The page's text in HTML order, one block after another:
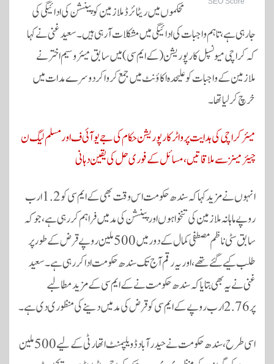
محکموں میں ریٹائرڈ ملازمین کو پینشن کی ادائیگی کی
جارہی ہے، تاہم واجبات کی ادائیگی میں مشکلات آ رہی ہیں۔ سعید غنی نے کہا
کہ کراچی میونسپل کارپوریشن (کے ایم سی) میں سابق میئر وسیم اختر نے
ملازمین کے واجبات کو علیحدہ اکاؤنٹ میں جمع کروا کر دوسرے مدات میں
خرچ کر لیا تھا۔
میئر کراچی کی ہدایت پر واٹر کارپوریشن حکام کی جے یو آئی ف اور مسلم لیگ ن
چیئرمینز سے ملاقاتیں، مسائل کے فوری حل کی یقین دہانی
انہوں نے مزید کہا کہ سندھ حکومت اس وقت بھی کے ایم سی کو 1.2 ارب
روپے ماہانہ ملازمین کی تنخواہوں اور پینشن کی مد میں فراہم کر رہی ہے، جو کہ
سابق سٹی ناظم مصطفی کمال کے دور میں 500 ملین روپے قرض کے طور پر
طلب کیے گئے تھے، اور یہ رقم آج تک سندھ حکومت ادا کر رہی ہے۔ سعید
غنی نے یہ بھی بتایا کہ سندھ حکومت نے کے ایم سی کے مزید مطالبے
پر 2.76 ارب روپے کے ایم سی کو قرض کی مد میں دینے کی منظوری دی ہے۔
اسی طرح، سندھ حکومت نے حیدرآباد ڈویلپمنٹ اتھارٹی کے لیے 500 ملین